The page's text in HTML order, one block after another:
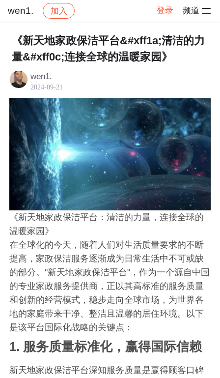
wen1. 加入 登录 频道
社区 wen1. 交流讨论 帖子详情
《新天地家政保洁平台&#xff1a;清洁的力
量&#xff0c;连接全球的温暖家园》
wen1.
2024-09-21
《新天地家政保洁平台：清洁的力量，连接全球的
温暖家园》
在全球化的今天，随着人们对生活质量要求的不断
提高，家政保洁服务逐渐成为日常生活中不可或缺
的部分。"新天地家政保洁平台"，作为一个源自中国
的专业家政服务提供商，正以其高标准的服务质量
和创新的经营模式，稳步走向全球市场，为世界各
地的家庭带来干净、整洁且温馨的居住环境。以下
是该平台国际化战略的关键点：
1. 服务质量标准化，赢得国际信赖
新天地家政保洁平台深知服务质量是赢得顾客口碑